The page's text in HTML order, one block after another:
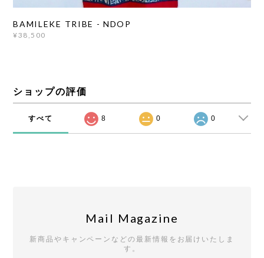
BAMILEKE TRIBE - NDOP
¥38,500
ショップの評価
すべて 8 0 0
Mail Magazine
新商品やキャンペーンなどの最新情報をお届けいたしま
す。